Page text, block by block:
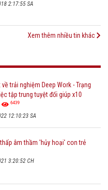
2:17:55 SA
Xem thêm nhiều tin khác
trải nghiệm Deep Work - Trạng
tập trung tuyệt đối giúp x10
6439
12:10:23 SA
thấp âm thầm 'hủy hoại' con trẻ
3:20:52 CH